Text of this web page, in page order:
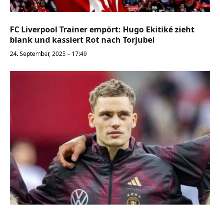
FC Liverpool Trainer empört: Hugo Ekitiké zieht
blank und kassiert Rot nach Torjubel
24. September, 2025 – 17:49